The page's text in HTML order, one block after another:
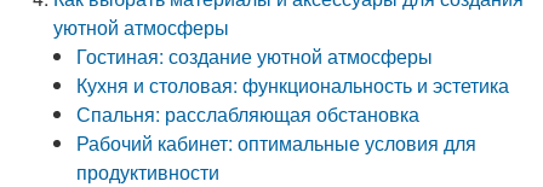
уютной атмосферы
Гостиная: создание уютной атмосферы
Кухня и столовая: функциональность и эстетика
Спальня: расслабляющая обстановка
Рабочий кабинет: оптимальные условия для
продуктивности